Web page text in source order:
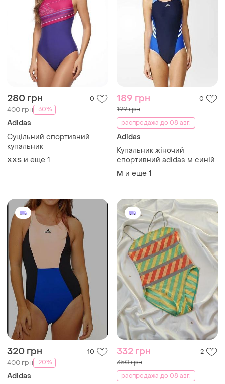
280 грн 0
400 грн -30%
Adidas
Суцільний спортивний
купальник
XХS и еще 1
189 грн 0
199 грн
распродажа до 08 авг.
Adidas
Купальник жіночий
спортивний adidas м синій
M и еще 1
320 грн 10
400 грн -20%
Adidas
332 грн 2
350 грн
распродажа до 08 авг.